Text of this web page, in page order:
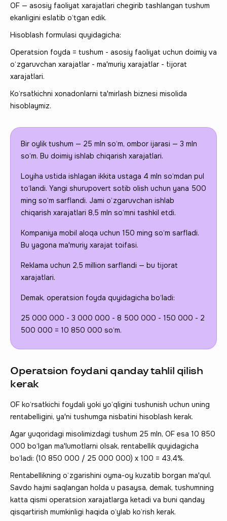
OF — asosiy faoliyat xarajatlari chegirib tashlangan tushum
ekanligini eslatib o‘tgan edik.
Hisoblash formulasi quyidagicha:
Operatsion foyda = tushum - asosiy faoliyat uchun doimiy va
o‘zgaruvchan xarajatlar - ma'muriy xarajatlar - tijorat
xarajatlari.
Ko‘rsatkichni xonadonlarni ta'mirlash biznesi misolida
hisoblaymiz.
Bir oylik tushum — 25 mln so‘m, ombor ijarasi — 3 mln
so‘m. Bu doimiy ishlab chiqarish xarajatlari.
Loyiha ustida ishlagan ikkita ustaga 4 mln so‘mdan pul
to‘landi. Yangi shurupovert sotib olish uchun yana 500
ming so‘m sarflandi. Jami o‘zgaruvchan ishlab
chiqarish xarajatlari 8,5 mln so‘mni tashkil etdi.
Kompaniya mobil aloqa uchun 150 ming so‘m sarfladi.
Bu yagona ma'muriy xarajat toifasi.
Reklama uchun 2,5 million sarflandi — bu tijorat
xarajatlari.
Demak, operatsion foyda quyidagicha bo‘ladi:
25 000 000 - 3 000 000 - 8 500 000 - 150 000 - 2
500 000 = 10 850 000 so‘m.
Operatsion foydani qanday tahlil qilish
kerak
OF ko‘rsatkichi foydali yoki yo‘qligini tushunish uchun uning
rentabelligini, ya'ni tushumga nisbatini hisoblash kerak.
Agar yuqoridagi misolimizdagi tushum 25 mln, OF esa 10 850
000 bo‘lgan ma'lumotlarni olsak, rentabellik quyidagicha
bo‘ladi: (10 850 000 / 25 000 000) x 100 = 43,4%.
Rentabellikning o‘zgarishini oyma-oy kuzatib borgan ma'qul.
Savdo hajmi saqlangan holda u pasaysa, demak, tushumning
katta qismi operatsion xarajatlarga ketadi va buni qanday
qisqartirish mumkinligi haqida o‘ylab ko‘rish kerak.